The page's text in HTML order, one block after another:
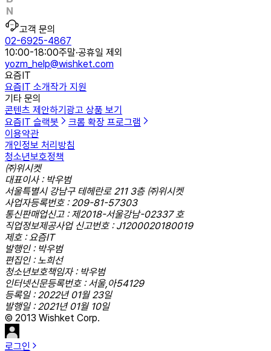
고객 문의
02-6925-4867
10:00-18:00주말·공휴일 제외
yozm_help@wishket.com
요즘IT
요즘IT 소개작가 지원
기타 문의
콘텐츠 제안하기 광고 상품 보기
요즘IT 슬랙봇
크롬 확장 프로그램
이용약관
개인정보 처리방침
청소년보호정책
㈜위시켓
대표이사 : 박우범
서울특별시 강남구 테헤란로 211 3층 ㈜위시켓
사업자등록번호 : 209-81-57303
통신판매업신고 : 제2018-서울강남-02337 호
직업정보제공사업 신고번호 : J1200020180019
제호 : 요즘IT
발행인 : 박우범
편집인 : 노희선
청소년보호책임자 : 박우범
인터넷신문등록번호 : 서울,아54129
등록일 : 2022년 01월 23일
발행일 : 2021년 01월 10일
© 2013 Wishket Corp.
로그인